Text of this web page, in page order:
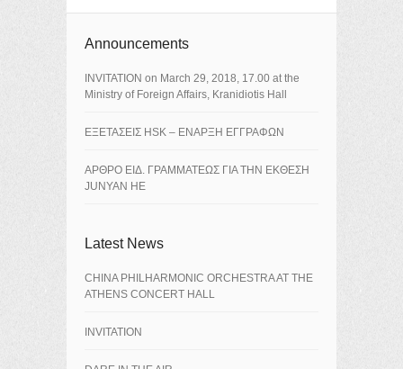
Announcements
ΙNVITATION on March 29, 2018, 17.00 at the
Ministry of Foreign Affairs, Kranidiotis Hall
ΕΞΕΤΑΣΕΙΣ HSK – ΕΝΑΡΞΗ ΕΓΓΡΑΦΩΝ
ΑΡΘΡΟ ΕΙΔ. ΓΡΑΜΜΑΤΕΩΣ ΓΙΑ ΤΗΝ ΕΚΘΕΣΗ
JUNYAN HE
Latest News
CHINA PHILHARMONIC ORCHESTRA AT THE
ATHENS CONCERT HALL
INVITATION